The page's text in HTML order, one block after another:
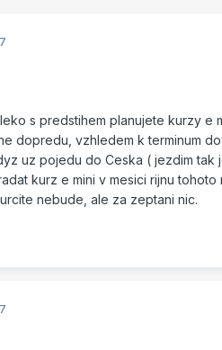
s predstihem planujete kurzy e
dopredu, vzhledem k terminum
uz pojedu do Ceska ( jezdim
kurz e mini v mesici rijnu
nebude, ale za zeptani nic.